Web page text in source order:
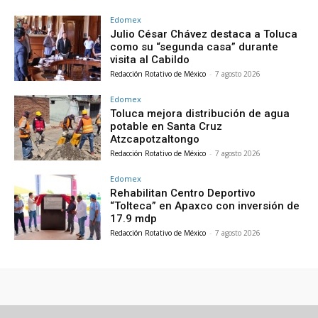
Edomex
Julio César Chávez destaca a Toluca
como su “segunda casa” durante
visita al Cabildo
Redacción Rotativo de México - 7 agosto 2026
Edomex
Toluca mejora distribución de agua
potable en Santa Cruz
Atzcapotzaltongo
Redacción Rotativo de México - 7 agosto 2026
Edomex
Rehabilitan Centro Deportivo
“Tolteca” en Apaxco con inversión de
17.9 mdp
Redacción Rotativo de México - 7 agosto 2026